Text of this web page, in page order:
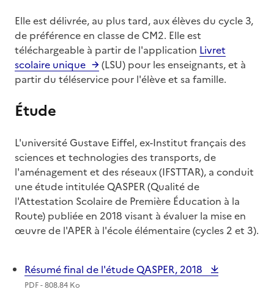
Elle est délivrée, au plus tard, aux élèves du cycle 3,
de préférence en classe de CM2. Elle est
téléchargeable à partir de l'application Livret
scolaire unique
(LSU) pour les enseignants, et à
partir du téléservice pour l'élève et sa famille.
Étude
L'université Gustave Eiffel, ex-Institut français des
sciences et technologies des transports, de
l'aménagement et des réseaux (IFSTTAR), a conduit
une étude intitulée QASPER (Qualité de
l'Attestation Scolaire de Première Éducation à la
Route) publiée en 2018 visant à évaluer la mise en
œuvre de l'APER à l'école élémentaire (cycles 2 et 3).
Résumé final de l'étude QASPER, 2018
PDF - 808.84 Ko